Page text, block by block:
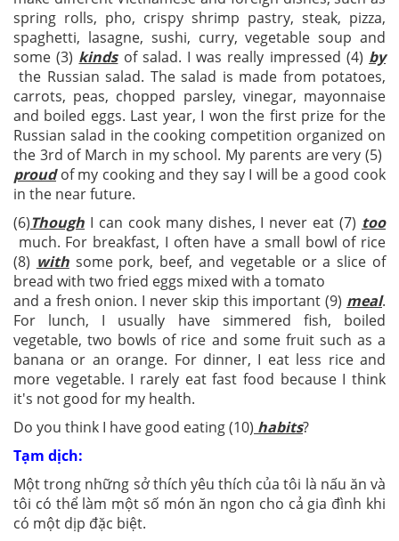
spring rolls, pho, crispy shrimp pastry, steak, pizza,
spaghetti, lasagne, sushi, curry, vegetable soup and
some (3) kindsof salad. I was really impressed (4) by
the Russian salad. The salad is made from potatoes,
carrots, peas, chopped parsley, vinegar, mayonnaise
and boiled eggs. Last year, I won the first prize for the
Russian salad in the cooking competition organized on
the 3rd of March in my school. My parents are very (5)
proudof my cooking and they say I will be a good cook
in the near future.
(6)Though I can cook many dishes, I never eat (7) too
much. For breakfast, I often have a small bowl of rice
(8) withsome pork, beef, and vegetable or a slice of
bread with two fried eggs mixed with a tomato
and a fresh onion. I never skip this important (9) meal.
For lunch, I usually have simmered fish, boiled
vegetable, two bowls of rice and some fruit such as a
banana or an orange. For dinner, I eat less rice and
more vegetable. I rarely eat fast food because I think
it's not good for my health.
Do you think I have good eating (10) habits?
Tạm dịch:
Một trong những sở thích yêu thích của tôi là nấu ăn và
tôi có thể làm một số món ăn ngon cho cả gia đình khi
có một dịp đặc biệt.